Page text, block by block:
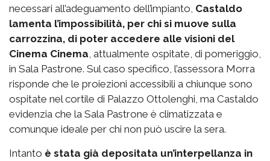
necessari all’adeguamento dell’impianto, Castaldo
lamenta l’impossibilità, per chi si muove sulla
carrozzina, di poter accedere alle visioni del
Cinema Cinema , attualmente ospitate, di pomeriggio,
in Sala Pastrone. Sul caso specifico, l’assessora Morra
risponde che le proiezioni accessibili a chiunque sono
ospitate nel cortile di Palazzo Ottolenghi, ma Castaldo
evidenzia che la Sala Pastrone è climatizzata e
comunque ideale per chi non può uscire la sera.
Intanto è stata già depositata un’interpellanza in